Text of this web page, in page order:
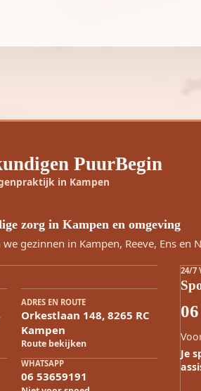
PuurBegin
in Kampen
zorg in Kampen en omgeving
gezinnen in Kampen, Reeve, Ens en
ADRES EN ROUTE
Orkestlaan 148, 8265 RC
Kampen
Route bekijken
WHATSAPP
06 53659191
24/7
Je